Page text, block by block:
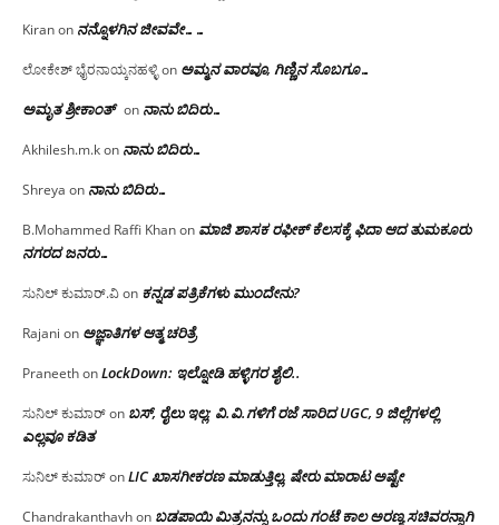
Kiranon ನನ್ನೊಳಗಿನ ಜೀವವೇ……
ಲೋಕೇಶ್ ಭೈರನಾಯ್ಕನಹಳ್ಳಿon ಅಮ್ಮನ ವಾರವೂ, ಗಿಣ್ಣಿನ ಸೊಬಗೂ…
ಅಮೃತ ಶ್ರೀಕಾಂತ್ on ನಾನು ಬಿದಿರು…
Akhilesh.m.kon ನಾನು ಬಿದಿರು…
Shreya on ನಾನು ಬಿದಿರು…
B.Mohammed Raffi Khanon ಮಾಜಿ ಶಾಸಕ ರಫೀಕ್ ಕೆಲಸಕ್ಕೆ ಫಿದಾ ಆದ ತುಮಕೂರು
ನಗರದ ಜನರು…
ಸುನಿಲ್ ಕುಮಾರ್.ವಿon ಕನ್ನಡ ಪತ್ರಿಕೆಗಳು ಮುಂದೇನು?
Rajani on ಅಜ್ಞಾತಿಗಳ ಆತ್ಮ ಚರಿತ್ರೆ
PraneethonLockDown: ಇಲ್ನೋಡಿ ಹಳ್ಳಿಗರ ಶೈಲಿ..
ಸುನಿಲ್ ಕುಮಾರ್on ಬಸ್, ರೈಲು ಇಲ್ಲ; ವಿ.ವಿ.ಗಳಿಗೆ ರಜೆ ಸಾರಿದ UGC, 9 ಜಿಲ್ಲೆಗಳಲ್ಲಿ
ಎಲ್ಲವೂ ಕಡಿತ
ಸುನಿಲ್ ಕುಮಾರ್onLIC ಖಾಸಗೀಕರಣ ಮಾಡುತ್ತಿಲ್ಲ, ಷೇರು ಮಾರಾಟ ಅಷ್ಟೇ
Chandrakanthavhon ಬಡಪಾಯಿ ಮಿತ್ರನನ್ನು ಒಂದು ಗಂಟೆ ಕಾಲ ಅರಣ್ಯ ಸಚಿವರನ್ನಾಗಿ